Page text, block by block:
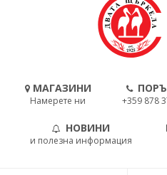
МАГАЗИНИ
Намерете ни +359 878
НОВИНИ
и полезна информация